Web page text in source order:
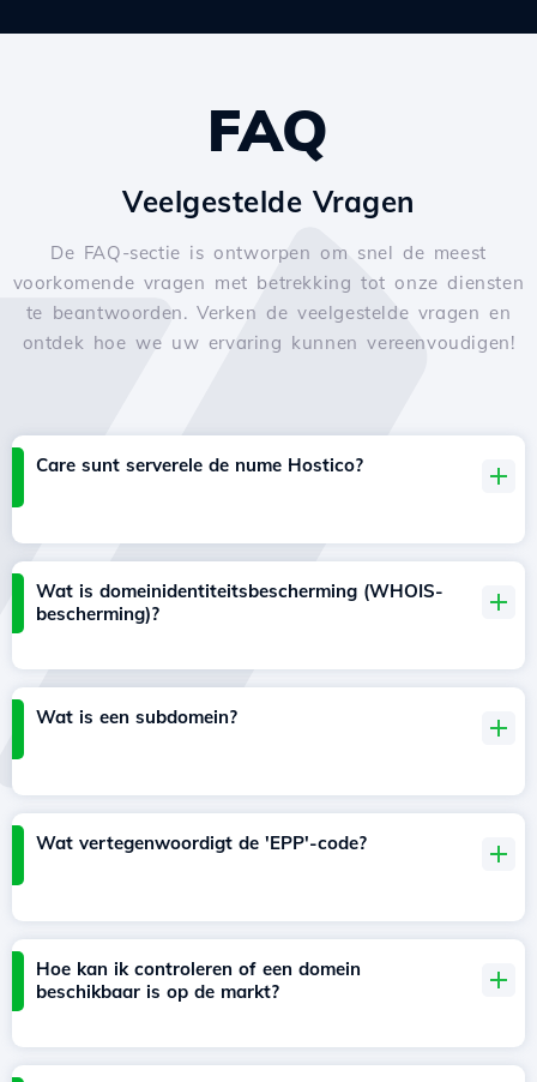
FAQ
Veelgestelde Vragen
De FAQ-sectie is ontworpen om snel de meest
voorkomende vragen met betrekking tot onze diensten
te beantwoorden. Verken de veelgestelde vragen en
ontdek hoe we uw ervaring kunnen vereenvoudigen!
Care sunt serverele de nume Hostico?
Wat is domeinidentiteitsbescherming (WHOIS-
bescherming)?
Wat is een subdomein?
Wat vertegenwoordigt de 'EPP'-code?
Hoe kan ik controleren of een domein
beschikbaar is op de markt?